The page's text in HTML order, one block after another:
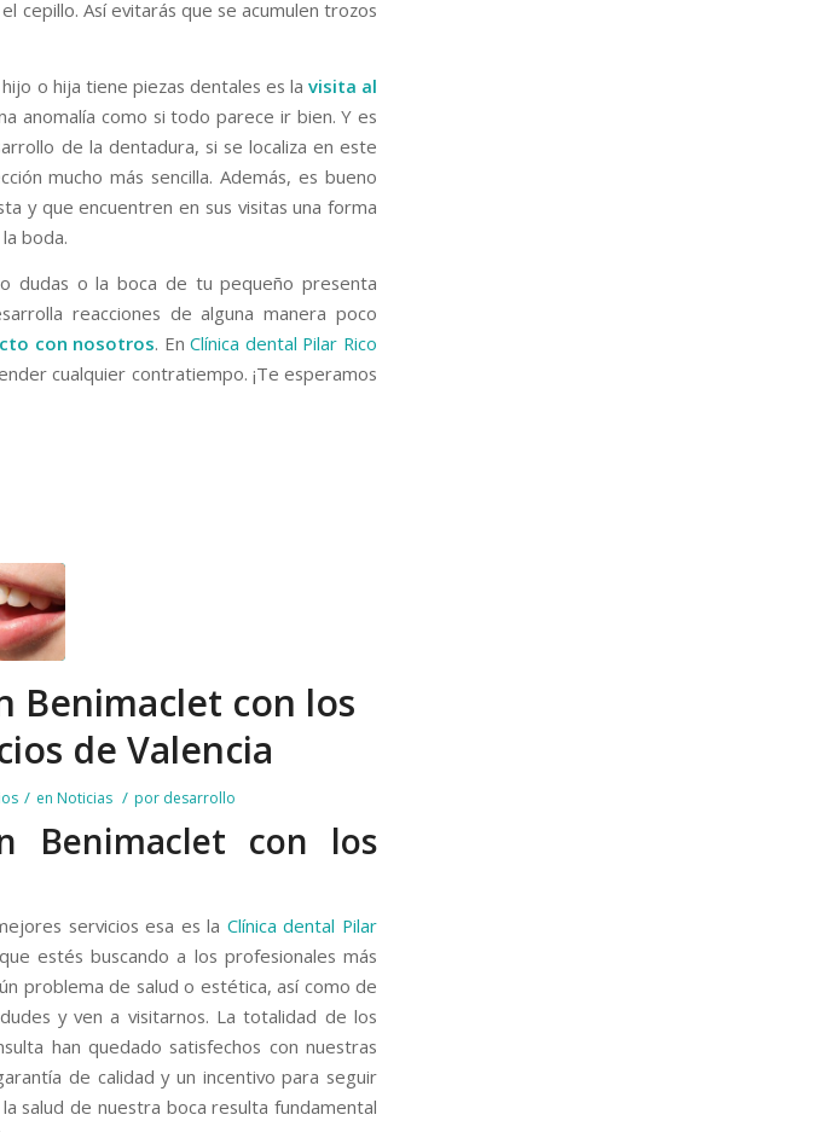
cepillo. Así evitarás que se acumulen trozos
o hija tiene piezas dentales es la visita al
anomalía como si todo parece ir bien. Y es
de la dentadura, si se localiza en este
mucho más sencilla. Además, es bueno
y que encuentren en sus visitas una forma
boda.
dudas o la boca de tu pequeño presenta
reacciones de alguna manera poco
con nosotros. En Clínica dental Pilar Rico
cualquier contratiempo. ¡Te esperamos
Benimaclet con los
de Valencia
/ en Noticias / por desarrollo
Benimaclet con los
servicios esa es la Clínica dental Pilar
estés buscando a los profesionales más
problema de salud o estética, así como de
y ven a visitarnos. La totalidad de los
han quedado satisfechos con nuestras
de calidad y un incentivo para seguir
salud de nuestra boca resulta fundamental